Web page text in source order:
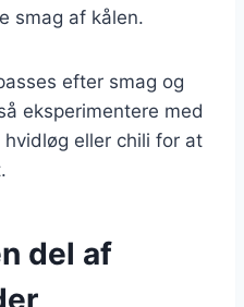
smag af kålen.
efter smag og
eksperimentere med
eller chili for at
del af